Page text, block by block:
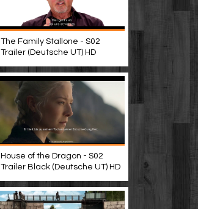
The Family Stallone - S02
Trailer (Deutsche UT) HD
House of the Dragon - S02
Trailer Black (Deutsche UT) HD